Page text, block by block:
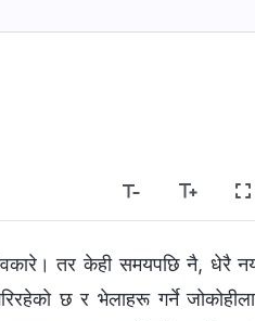
तर केही समयपछि नै, धेरै
छ र भेलाहरू गर्ने